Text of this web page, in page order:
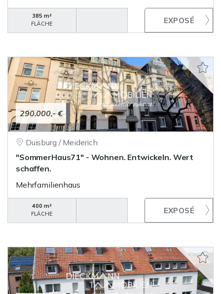
385 m²
FLÄCHE
290.000,- €
Duisburg / Meiderich
"SommerHaus71" - Wohnen. Entwickeln. Wert
schaffen.
Mehrfamilienhaus
400 m²
FLÄCHE